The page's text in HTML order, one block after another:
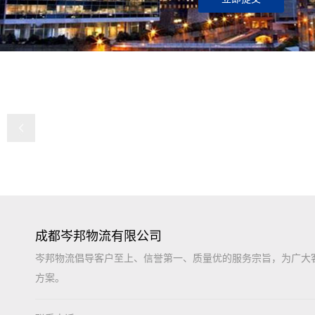
成都岑邦物流有限公司
岑邦物流倡导客户至上、信誉第一、质量优的服务宗旨，为广
方案。